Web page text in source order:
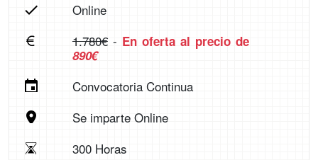
Online
1.780€- En oferta al precio de
890€
Convocatoria Continua
Se imparte Online
300 Horas